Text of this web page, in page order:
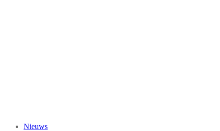
Nieuws